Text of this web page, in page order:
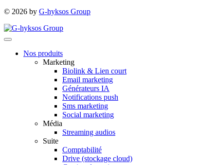
© 2026 by G-hyksos Group
Nos produits
Marketing
Biolink & Lien court
Email marketing
Générateurs IA
Notifications push
Sms marketing
Social marketing
Média
Streaming audios
Suite
Comptabilité
Drive (stockage cloud)